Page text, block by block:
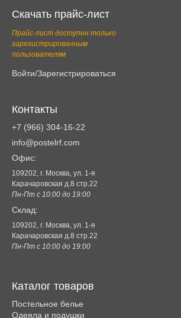
Скачать прайс-лист
Прайс-лист доступен только
зарегистрированным
пользователям
Войти/Зарегистрироваться
Контакты
+7 (966) 304-16-22
info@postelrf.com
Офис:
109202, г. Москва, ул. 1-я
Карачаровская д.8 стр.22
Пн-Пт с 10:00 до 19:00
Склад:
109202, г. Москва, ул. 1-я
Карачаровская д.8 стр.22
Пн-Пт с 10:00 до 19:00
Каталог товаров
Постельное белье
Одеяла и подушки